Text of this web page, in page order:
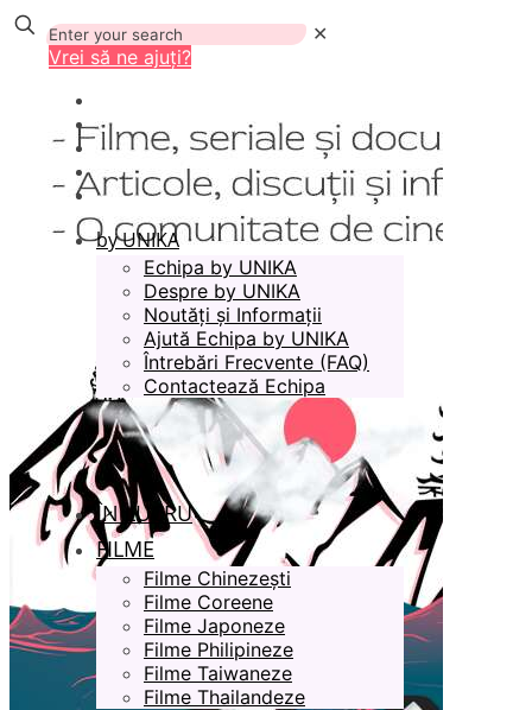
✕
Vrei să ne ajuți?
by UNIKA
Echipa by UNIKA
Despre by UNIKA
Noutăți și Informații
Ajută Echipa by UNIKA
Întrebări Frecvente (FAQ)
Contactează Echipa
ÎN LUCRU
FILME
Filme Chinezești
Filme Coreene
Filme Japoneze
Filme Philipineze
Filme Taiwaneze
Filme Thailandeze